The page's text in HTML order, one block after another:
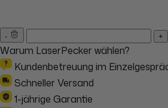
- +
Warum LaserPecker wählen?
Kundenbetreuung im
Schneller Versand
1-jährige Garantie